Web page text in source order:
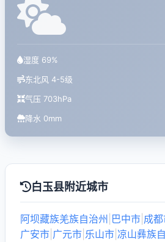
湿度 69%
东北风 4-5级
气压 703hPa
降水 0mm
白玉县附近城市
阿坝藏族羌族自治州 巴中市 成
广安市 广元市 乐山市 凉山彝族